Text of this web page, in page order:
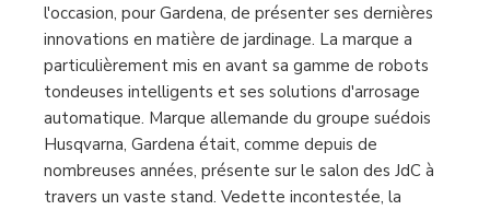
l'occasion, pour Gardena, de présenter ses dernières
innovations en matière de jardinage. La marque a
particulièrement mis en avant sa gamme de robots
tondeuses intelligents et ses solutions d'arrosage
automatique. Marque allemande du groupe suédois
Husqvarna, Gardena était, comme depuis de
nombreuses années, présente sur le salon des JdC à
travers un vaste stand. Vedette incontestée, la